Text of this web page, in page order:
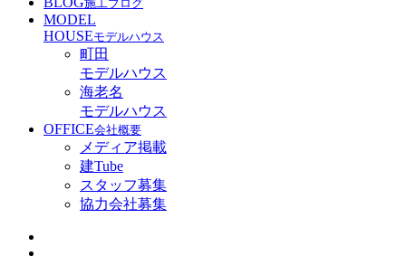
施工ブログ
MODEL
HOUSEモデルハウス
町田
モデルハウス
海老名
モデルハウス
OFFICE会社概要
メディア掲載
建Tube
スタッフ募集
協力会社募集